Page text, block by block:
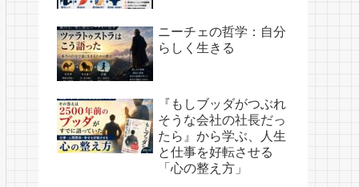
ニーチェの哲学：自分
らしく生きる
『もしブッダがつぶれ
そうな会社の社長だっ
たら』から学ぶ、人生
と仕事を好転させる
「心の整え方」